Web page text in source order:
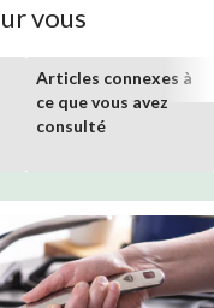
vous
Articles connexes à
ce que vous avez
consulté